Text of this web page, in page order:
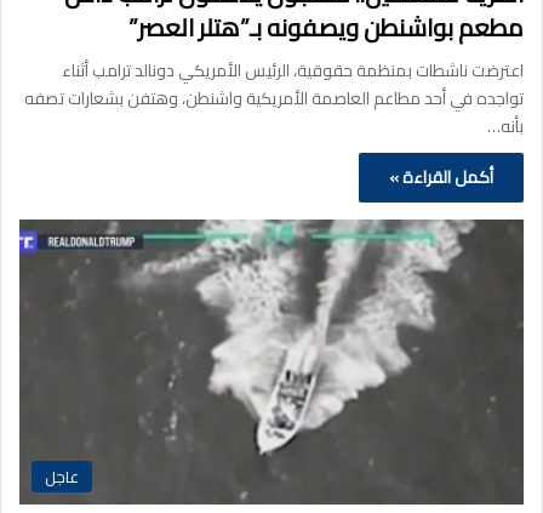
مطعم بواشنطن ويصفونه بـ”هتلر العصر”
اعترضت ناشطات بمنظمة حقوقية، الرئيس الأمريكي دونالد ترامب أثناء
تواجده في أحد مطاعم العاصمة الأمريكية واشنطن، وهتفن بشعارات تصفه
بأنه…
أكمل القراءة »
عاجل